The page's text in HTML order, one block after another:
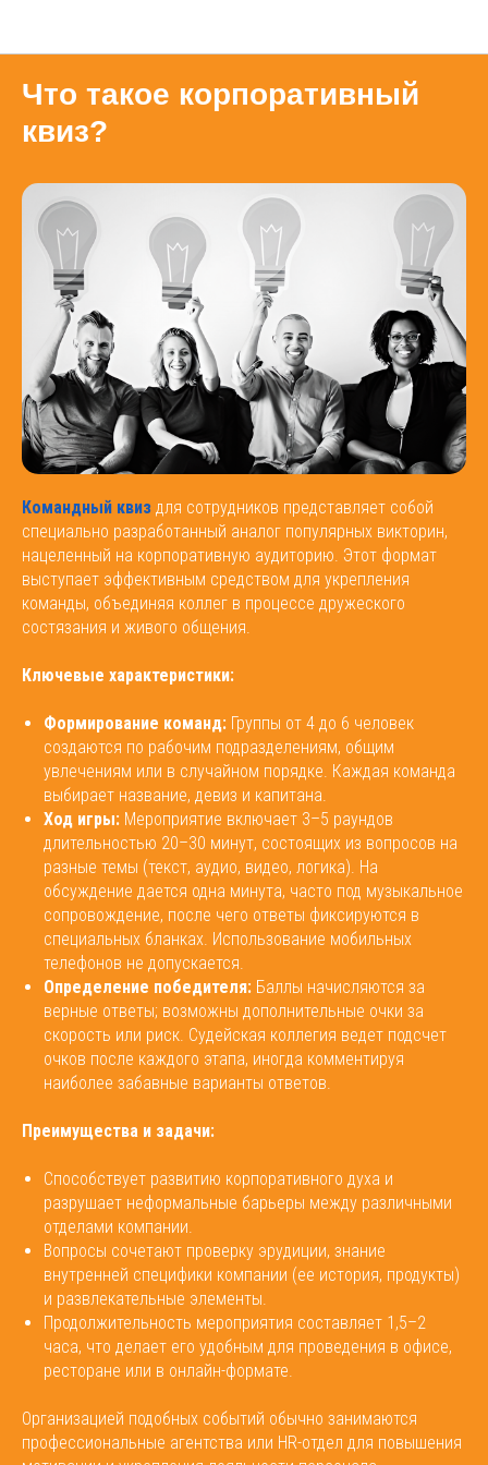
Что такое корпоративный
квиз?
Командный квиз для сотрудников представляет собой
специально разработанный аналог популярных викторин,
нацеленный на корпоративную аудиторию. Этот формат
выступает эффективным средством для укрепления
команды, объединяя коллег в процессе дружеского
состязания и живого общения.
Ключевые характеристики:
Формирование команд: Группы от 4 до 6 человек
создаются по рабочим подразделениям, общим
увлечениям или в случайном порядке. Каждая команда
выбирает название, девиз и капитана.
Ход игры: Мероприятие включает 3–5 раундов
длительностью 20–30 минут, состоящих из вопросов на
разные темы (текст, аудио, видео, логика). На
обсуждение дается одна минута, часто под музыкальное
сопровождение, после чего ответы фиксируются в
специальных бланках. Использование мобильных
телефонов не допускается.
Определение победителя: Баллы начисляются за
верные ответы; возможны дополнительные очки за
скорость или риск. Судейская коллегия ведет подсчет
очков после каждого этапа, иногда комментируя
наиболее забавные варианты ответов.
Преимущества и задачи:
Способствует развитию корпоративного духа и
разрушает неформальные барьеры между различными
отделами компании.
Вопросы сочетают проверку эрудиции, знание
внутренней специфики компании (ее история, продукты)
и развлекательные элементы.
Продолжительность мероприятия составляет 1,5–2
часа, что делает его удобным для проведения в офисе,
ресторане или в онлайн-формате.
Организацией подобных событий обычно занимаются
профессиональные агентства или HR-отдел для повышения